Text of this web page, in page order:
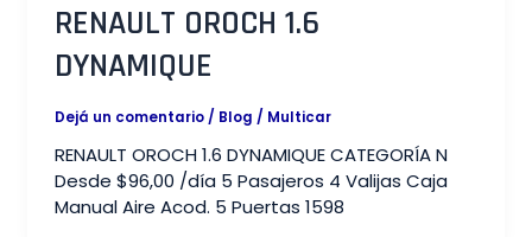
RENAULT OROCH 1.6
DYNAMIQUE​
Dejá un comentario / Blog / Multicar
RENAULT OROCH 1.6 DYNAMIQUE CATEGORÍA N
Desde $96,00 /día 5 Pasajeros 4 Valijas Caja
Manual Aire Acod. 5 Puertas 1598